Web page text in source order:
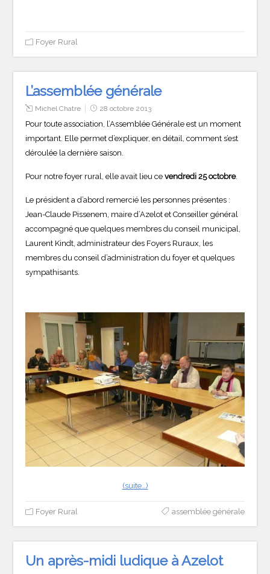
Foyer Rural
L’assemblée générale
Michel Chatre 28 octobre 2013
Pour toute association, l’Assemblée Générale est un moment
important. Elle permet d’expliquer, en détail, comment s’est
déroulée la dernière saison.
Pour notre foyer rural, elle avait lieu cevendredi 25 octobre.
Le président a d’abord remercié les personnes présentes :
Jean-Claude Pissenem, maire d’Azelot et Conseiller général
accompagné que quelques membres du conseil municipal,
Laurent Kindt, administrateur des Foyers Ruraux, les
membres du conseil d’administration du foyer et quelques
sympathisants.
(suite…)
Foyer Rural assemblée générale
Un après-midi ludique à Azelot